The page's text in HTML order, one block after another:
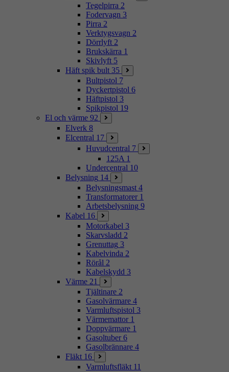
Tegelpirra 2
Fodervagn 3
Pirra 2
Verktygsvagn 2
Dörrlyft 2
Brukskärra 1
Skivlyft 5
Häft spik bult 35
Bultpistol 7
Dyckertpistol 6
Häftpistol 3
Spikpistol 19
El och värme 92
Elverk 8
Elcentral 17
Huvudcentral 7
125A 1
Undercentral 10
Belysning 14
Belysningsmast 4
Transformatorer 1
Arbetsbelysning 9
Kabel 16
Motorkabel 3
Skarvsladd 2
Grenuttag 3
Kabelvinda 2
Rörål 2
Kabelskydd 3
Värme 21
Tjältinare 2
Gasolvärmare 4
Varmluftspistol 3
Värmemattor 1
Doppvärmare 1
Gasoltuber 6
Gasolbrännare 4
Fläkt 16
Varmluftsfläkt 11